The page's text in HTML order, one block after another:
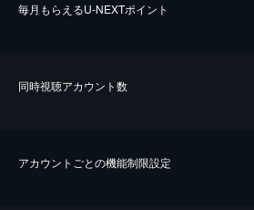
毎⽉もらえるU-NEXTポイント
同時視聴アカウント数
アカウントごとの機能制限設定